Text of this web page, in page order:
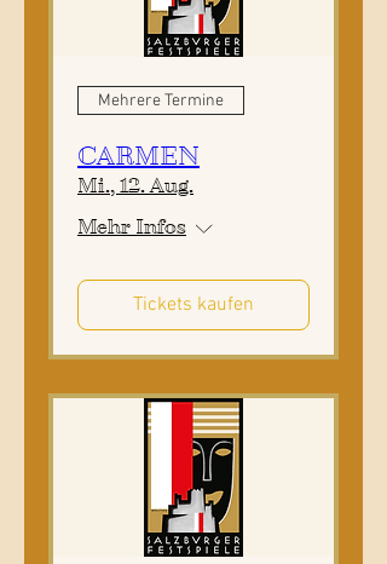
Mehrere Termine
CARMEN
Mi., 12. Aug.
Mehr Infos
Tickets kaufen